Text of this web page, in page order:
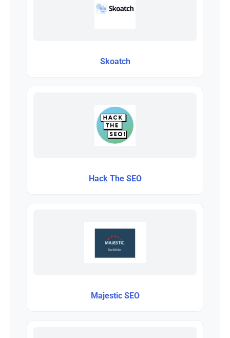
Skoatch
Hack The SEO
Majestic SEO